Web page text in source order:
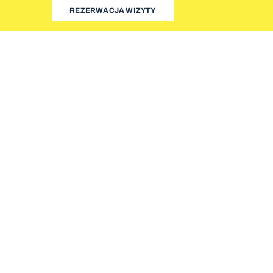
REZERWACJA WIZYTY